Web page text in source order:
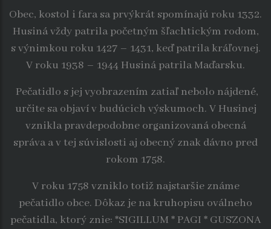
Obec, kostol i fara sa prvýkrát spomínajú roku 1332.
Husiná vždy patrila početným šľachtickým rodom,
s výnimkou roku 1427 – 1431, keď patrila kráľovnej.
V roku 1938 – 1944 Husiná patrila Maďarsku.
Pečatidlo s jej vyobrazením zatiaľ nebolo nájdené,
určite sa objaví v budúcich výskumoch. V Husinej
vznikla pravdepodobne organizovaná obecná
správa a v tej súvislosti aj obecný znak dávno pred
rokom 1758.
V roku 1758 vzniklo totiž najstaršie známe
pečatidlo obce. Dôkaz je na kruhopisu oválneho
pečatidla, ktorý znie: *SIGILLUM * PAGI * GUSZONA